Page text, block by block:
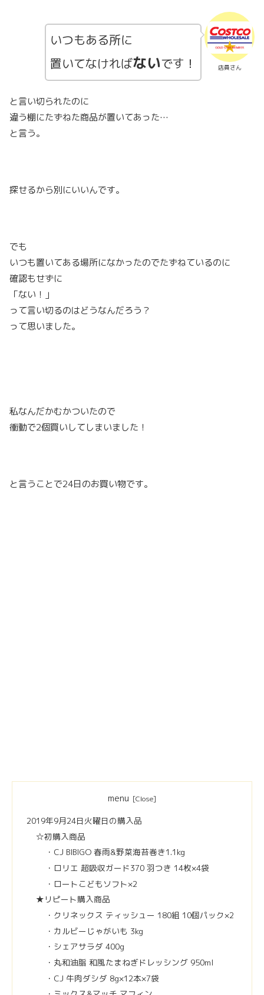
店員さん
いつもある所に
置いてなければないです！
と言い切られたのに
違う棚にたずねた商品が置いてあった…
と言う。
探せるから別にいいんです。
でも
いつも置いてある場所になかったのでたずねているのに
確認もせずに
「ない！」
って言い切るのはどうなんだろう？
って思いました。
私なんだかむかついたので
衝動で2個買いしてしまいました！
と言うことで24日のお買い物です。
menu
2019年9月24日火曜日の購入品
☆初購入商品
・CJ BIBIGO 春雨&野菜海苔巻き1.1kg
・ロリエ 超吸収ガード370 羽つき 14枚×4袋
・ロートこどもソフト×2
★リピート購入商品
・クリネックス ティッシュー 180組 10個パック×2
・カルビーじゃがいも 3kg
・シェアサラダ 400g
・丸和油脂 和風たまねぎドレッシング 950ml
・CJ 牛肉ダシダ 8g×12本×7袋